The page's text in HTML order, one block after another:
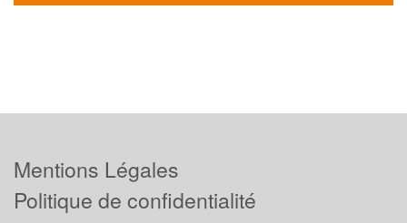
Mentions Légales
Politique de confidentialité